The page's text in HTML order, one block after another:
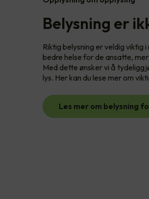
Belysning er
Riktig belysning er veldig
bedre helse for de ansatte,
Med dette ønsker vi å
lys. Her kan du lese mer om
Les mer om belysning